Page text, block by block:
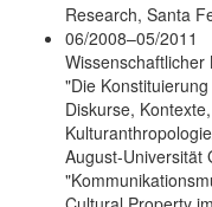
Research, Santa
06/2008–05/2011
"Die
Diskurse,
August-Universität